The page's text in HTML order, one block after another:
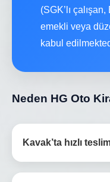
(SGK’lı
emekli veya
kabul
Neden HG Oto
Kavak’ta hızlı